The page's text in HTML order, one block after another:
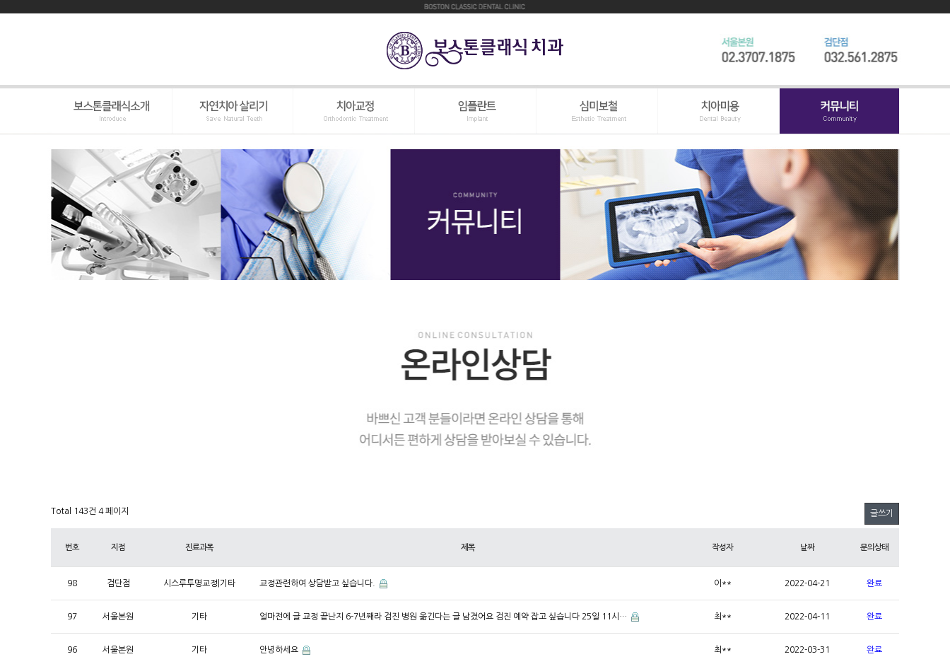
Total 143건 4 페이지 글쓰기
번호 지점 진료과목 제목 작성자 날짜 문의상태
98 검단점 시스루투명교정|기타 교정관련하여 상담받고 싶습니다. 이** 2022-04-21 완료
97 서울본원 기타 얼마전에 글 교정 끝난지 6-7년째라 검진 병원 옮긴다는 글 남겼어요 검진 예약 잡고 싶습니다 25일 11시… 최** 2022-04-11 완료
96 서울본원 기타 안녕하세요 최** 2022-03-31 완료